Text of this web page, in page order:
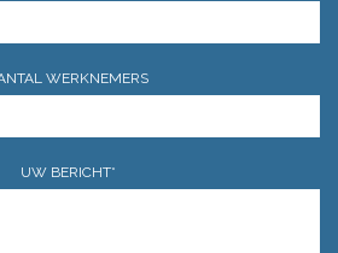
WERKNEMERS
UW BERICHT*